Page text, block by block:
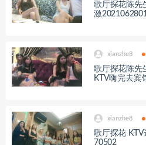
歌厅探花陈先生 KTV四人行，边玩边唱
激
xianzhe8
歌厅探花陈先
KTV嗨完去宾
xianzhe8
歌厅探花 KTV选妃 小姐姐来结接客了20210
70502